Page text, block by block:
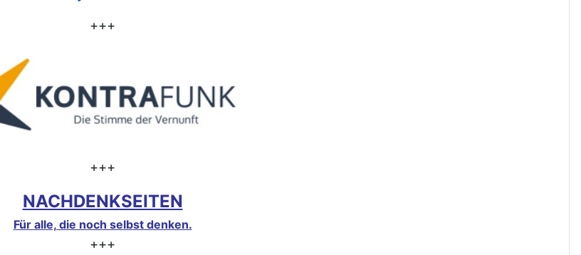
+++
+++
NACHDENKSEITEN
Für alle, die noch selbst denken.
+++